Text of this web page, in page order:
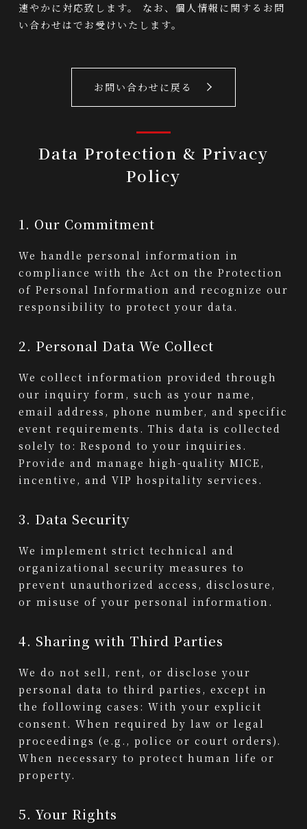
速やかに対応致します。 なお、個人情報に関するお問
い合わせはでお受けいたします。
お問い合わせに戻る
Data Protection & Privacy
Policy
1. Our Commitment
We handle personal information in
compliance with the Act on the Protection
of Personal Information and recognize our
responsibility to protect your data.
2. Personal Data We Collect
We collect information provided through
our inquiry form, such as your name,
email address, phone number, and specific
event requirements. This data is collected
solely to: Respond to your inquiries.
Provide and manage high-quality MICE,
incentive, and VIP hospitality services.
3. Data Security
We implement strict technical and
organizational security measures to
prevent unauthorized access, disclosure,
or misuse of your personal information.
4. Sharing with Third Parties
We do not sell, rent, or disclose your
personal data to third parties, except in
the following cases: With your explicit
consent. When required by law or legal
proceedings (e.g., police or court orders).
When necessary to protect human life or
property.
5. Your Rights